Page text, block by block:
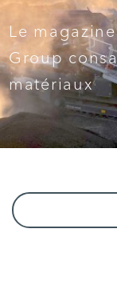
Le
Group
matériaux